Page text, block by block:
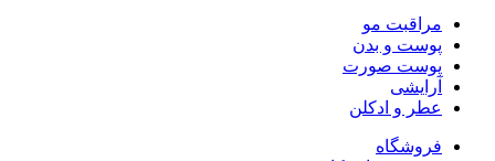
مراقبت مو
پوست و بدن
پوست صورت
آرایشی
عطر و ادکلن
فروشگاه